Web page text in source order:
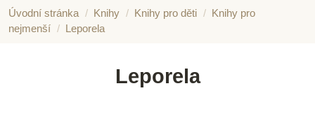
Úvodní stránka Knihy Knihy pro děti
Knihy pro
nejmenší
Leporela
Leporela